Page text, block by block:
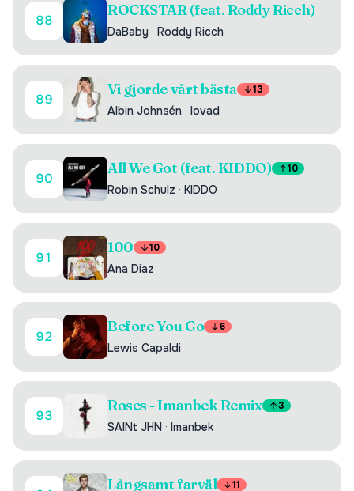
88
ROCKSTAR (feat. Roddy Ricch)
DaBaby · Roddy Ricch
89
Vi gjorde vårt bästa 13
Albin Johnsén · lovad
90
All We Got (feat. KIDDO) 10
Robin Schulz · KIDDO
91
100 10
Ana Diaz
92
Before You Go 6
Lewis Capaldi
93
Roses - Imanbek Remix 3
SAINt JHN · Imanbek
Långsamt farväl 11